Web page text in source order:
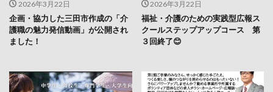
2026年3月22日
企画・協力した三田市作成の「介
護職の魅力発信動画」が公開され
ました！
2026年3月22日
福祉・介護のための実践型広報ス
クールステップアップコース 第
３回終了😊